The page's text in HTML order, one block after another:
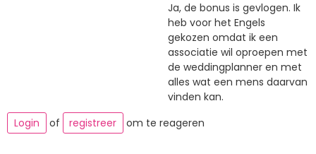
Ja, de bonus is gevlogen. Ik
heb voor het Engels
gekozen omdat ik een
associatie wil oproepen met
de weddingplanner en met
alles wat een mens daarvan
vinden kan.
Login
of registreer om te reageren